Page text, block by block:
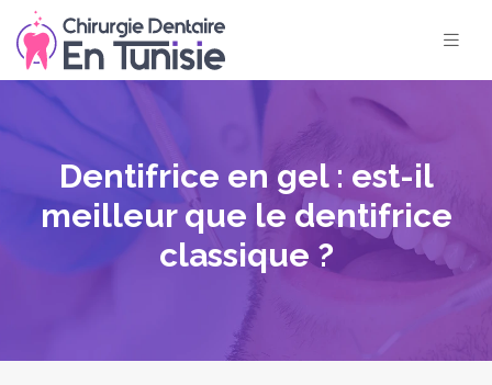
Dentifrice en gel : est-il
meilleur que le dentifrice
classique ?